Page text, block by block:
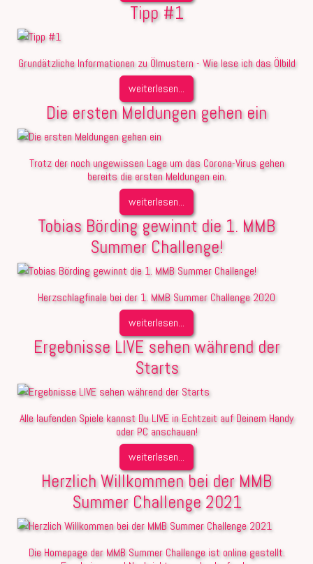
Tipp #1
Grundätzliche Informationen zu Ölmustern - Wie lese ich das Ölbild
weiterlesen...
Die ersten Meldungen gehen ein
Trotz der noch ungewissen Lage um das Corona-Virus gehen
bereits die ersten Meldungen ein.
weiterlesen...
Tobias Börding gewinnt die 1. MMB
Summer Challenge!
Herzschlagfinale bei der 1. MMB Summer Challenge 2020
weiterlesen...
Ergebnisse LIVE sehen während der
Starts
Alle laufenden Spiele kannst Du LIVE in Echtzeit auf Deinem Handy
oder PC anschauen!
weiterlesen...
Herzlich Willkommen bei der MMB
Summer Challenge 2021
Die Homepage der MMB Summer Challenge ist online gestellt.